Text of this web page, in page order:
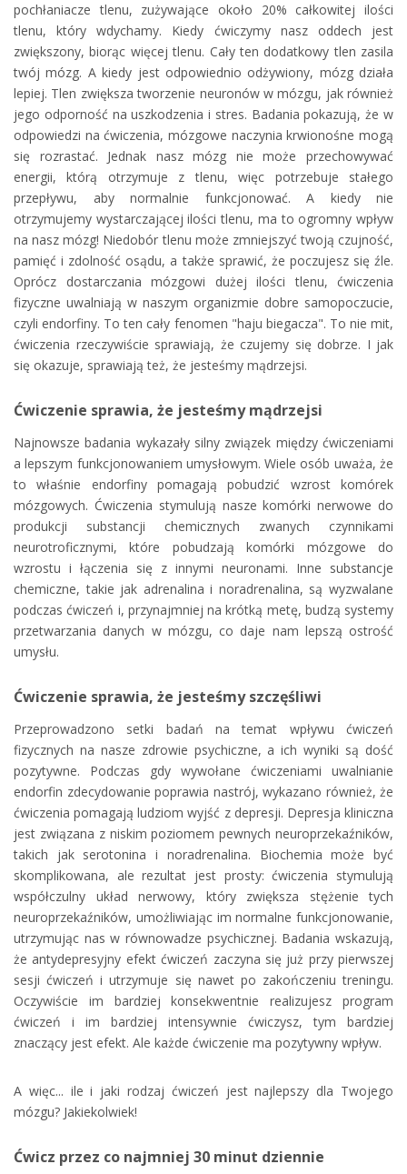
pochłaniacze tlenu, zużywające około 20% całkowitej ilości
tlenu, który wdychamy. Kiedy ćwiczymy nasz oddech jest
zwiększony, biorąc więcej tlenu. Cały ten dodatkowy tlen zasila
twój mózg. A kiedy jest odpowiednio odżywiony, mózg działa
lepiej. Tlen zwiększa tworzenie neuronów w mózgu, jak również
jego odporność na uszkodzenia i stres. Badania pokazują, że w
odpowiedzi na ćwiczenia, mózgowe naczynia krwionośne mogą
się rozrastać. Jednak nasz mózg nie może przechowywać
energii, którą otrzymuje z tlenu, więc potrzebuje stałego
przepływu, aby normalnie funkcjonować. A kiedy nie
otrzymujemy wystarczającej ilości tlenu, ma to ogromny wpływ
na nasz mózg! Niedobór tlenu może zmniejszyć twoją czujność,
pamięć i zdolność osądu, a także sprawić, że poczujesz się źle.
Oprócz dostarczania mózgowi dużej ilości tlenu, ćwiczenia
fizyczne uwalniają w naszym organizmie dobre samopoczucie,
czyli endorfiny. To ten cały fenomen "haju biegacza". To nie mit,
ćwiczenia rzeczywiście sprawiają, że czujemy się dobrze. I jak
się okazuje, sprawiają też, że jesteśmy mądrzejsi.
Ćwiczenie sprawia, że jesteśmy mądrzejsi
Najnowsze badania wykazały silny związek między ćwiczeniami
a lepszym funkcjonowaniem umysłowym. Wiele osób uważa, że
to właśnie endorfiny pomagają pobudzić wzrost komórek
mózgowych. Ćwiczenia stymulują nasze komórki nerwowe do
produkcji substancji chemicznych zwanych czynnikami
neurotroficznymi, które pobudzają komórki mózgowe do
wzrostu i łączenia się z innymi neuronami. Inne substancje
chemiczne, takie jak adrenalina i noradrenalina, są wyzwalane
podczas ćwiczeń i, przynajmniej na krótką metę, budzą systemy
przetwarzania danych w mózgu, co daje nam lepszą ostrość
umysłu.
Ćwiczenie sprawia, że jesteśmy szczęśliwi
Przeprowadzono setki badań na temat wpływu ćwiczeń
fizycznych na nasze zdrowie psychiczne, a ich wyniki są dość
pozytywne. Podczas gdy wywołane ćwiczeniami uwalnianie
endorfin zdecydowanie poprawia nastrój, wykazano również, że
ćwiczenia pomagają ludziom wyjść z depresji. Depresja kliniczna
jest związana z niskim poziomem pewnych neuroprzekaźników,
takich jak serotonina i noradrenalina. Biochemia może być
skomplikowana, ale rezultat jest prosty: ćwiczenia stymulują
współczulny układ nerwowy, który zwiększa stężenie tych
neuroprzekaźników, umożliwiając im normalne funkcjonowanie,
utrzymując nas w równowadze psychicznej. Badania wskazują,
że antydepresyjny efekt ćwiczeń zaczyna się już przy pierwszej
sesji ćwiczeń i utrzymuje się nawet po zakończeniu treningu.
Oczywiście im bardziej konsekwentnie realizujesz program
ćwiczeń i im bardziej intensywnie ćwiczysz, tym bardziej
znaczący jest efekt. Ale każde ćwiczenie ma pozytywny wpływ.
A więc... ile i jaki rodzaj ćwiczeń jest najlepszy dla Twojego
mózgu? Jakiekolwiek!
Ćwicz przez co najmniej 30 minut dziennie